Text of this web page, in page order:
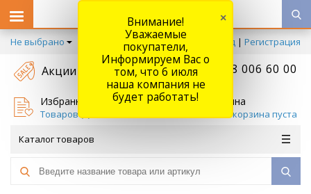
Не выбрано Вход | Регистрация
Акции +7 778 006 60 00
Избранное
Товаров (
Корзина
Ваша корзина пуста
Каталог товаров
Внимание!
Уважаемые
покупатели,
Информируем Вас о
том, что 6 июля
наша компания не
будет работать!
×